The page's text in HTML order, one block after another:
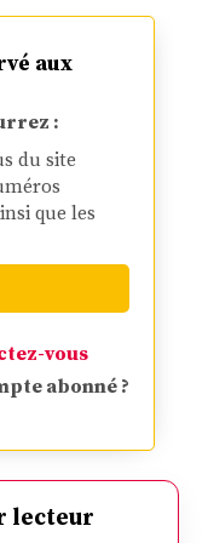
aux
:
du site
que les
vous
abonné ?
lecteur